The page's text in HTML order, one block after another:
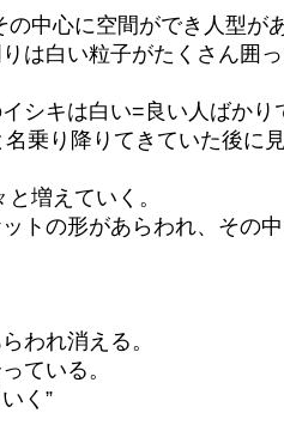
中心に空間ができ人型が
は白い粒子がたくさん囲
シキは白い=良い人ばか
乗り降りてきていた後に
増えていく。
トの形があらわれ、その
われ消える。
ている。
く”